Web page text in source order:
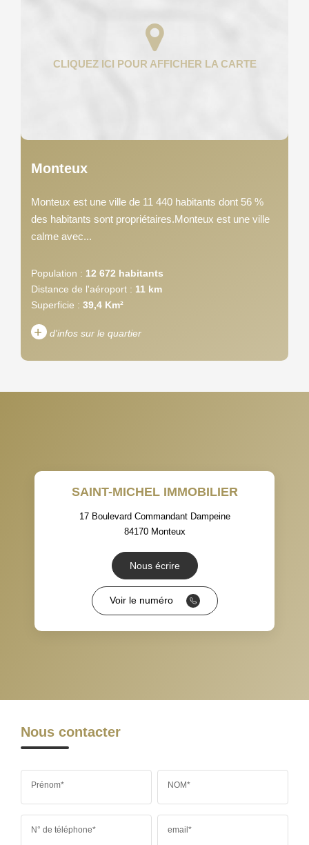
Monteux
Monteux est une ville de 11 440 habitants dont 56 %
des habitants sont propriétaires.Monteux est une ville
calme avec...
Population : 12 672 habitants
Distance de l'aéroport : 11 km
Superficie : 39,4 Km²
+ d'infos sur le quartier
TAXE FONCIÈRE
PART DES MÉNAGES SANS
VOITURE
RÉSULTATS DES LYCÉES ECOLES ET CRÈCHES
RESTAURANTS ET CAFÉS COMMERCES
SAINT-MICHEL IMMOBILIER
17 Boulevard Commandant Dampeine
84170 Monteux
Nous écrire
Voir le numéro
Nous contacter
Prénom* NOM*
N° de téléphone* email*